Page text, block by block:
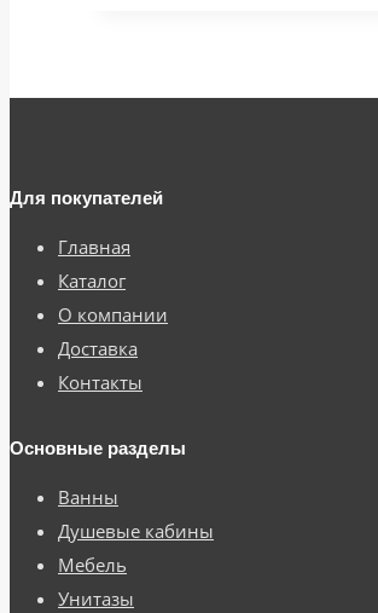
Для покупателей
Главная
Каталог
О компании
Доставка
Контакты
Основные разделы
Ванны
Душевые кабины
Мебель
Унитазы